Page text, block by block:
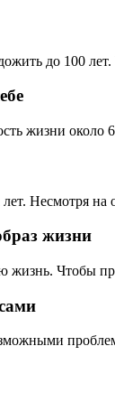
до 100
жизни около
Несмотря на
жизни
жизнь. Чтобы